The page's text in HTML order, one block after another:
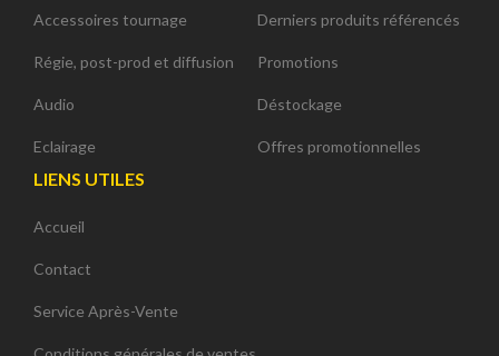
Accessoires tournage
Régie, post-prod et diffusion
Audio
Eclairage
Derniers produits référencés
Promotions
Déstockage
Offres promotionnelles
LIENS UTILES
Accueil
Contact
Service Après-Vente